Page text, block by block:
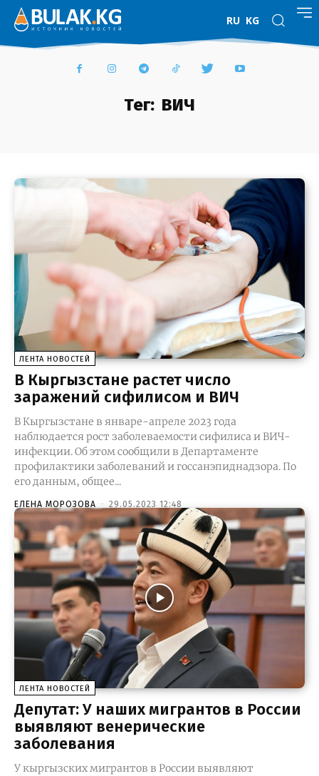
RU KG
Тег: ВИЧ
ЛЕНТА НОВОСТЕЙ
В Кыргызстане растет число
заражений сифилисом и ВИЧ
В Кыргызстане в январе-апреле 2023 года
наблюдается рост заболеваемости сифилиса и ВИЧ-
инфекции. Об этом сообщили в Департаменте
профилактики заболеваний и госсанэпиднадзора. По
его данным, общее...
ЕЛЕНА МОРОЗОВА - 29.05.2023 12:48
ЛЕНТА НОВОСТЕЙ
Депутат: У наших мигрантов в России
выявляют венерические
заболевания
У кыргызских мигрантов в России выявляют